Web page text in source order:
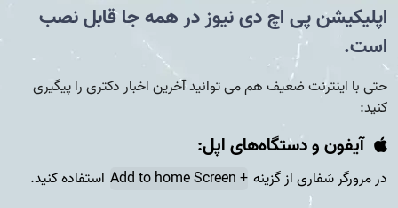
اپلیکیشن پی اچ دی نیوز در همه جا قابل نصب
است.
حتی با اینترنت ضعیف هم می توانید آخرین اخبار دکتری را پیگیری
کنید:
آیفون و دستگاه‌های اپل:
در مرورگر سَفاری از گزینه + Add to home Screen استفاده کنید.